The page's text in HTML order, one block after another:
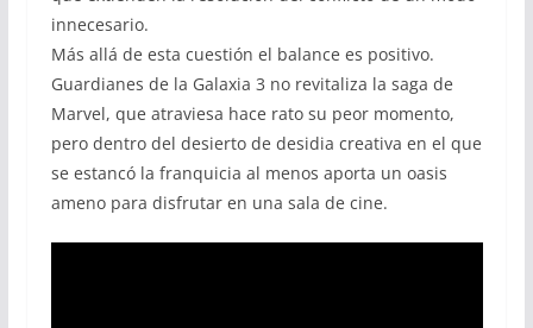
innecesario.
Más allá de esta cuestión el balance es positivo.
Guardianes de la Galaxia 3 no revitaliza la saga de
Marvel, que atraviesa hace rato su peor momento,
pero dentro del desierto de desidia creativa en el que
se estancó la franquicia al menos aporta un oasis
ameno para disfrutar en una sala de cine.